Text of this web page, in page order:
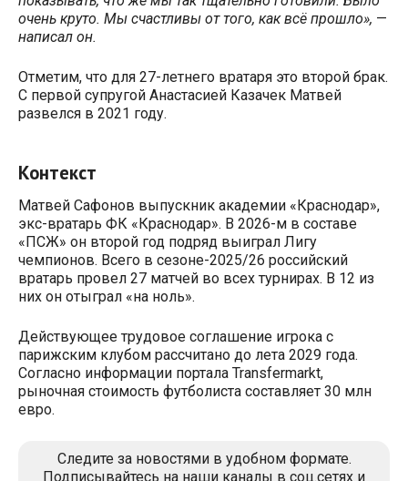
очень круто. Мы счастливы от того, как всё прошло», —
написал он.
Отметим, что для 27-летнего вратаря это второй брак.
С первой супругой Анастасией Казачек Матвей
развелся в 2021 году.
Контекст
Матвей Сафонов выпускник академии «Краснодар»,
экс-вратарь ФК «Краснодар». В 2026-м в составе
«ПСЖ» он второй год подряд выиграл Лигу
чемпионов. Всего в сезоне-2025/26 российский
вратарь провел 27 матчей во всех турнирах. В 12 из
них он отыграл «на ноль».
Действующее трудовое соглашение игрока с
парижским клубом рассчитано до лета 2029 года.
Согласно информации портала Transfermarkt,
рыночная стоимость футболиста составляет 30 млн
евро.
Следите за новостями в удобном формате.
Подписывайтесь на наши каналы в соц.сетях и